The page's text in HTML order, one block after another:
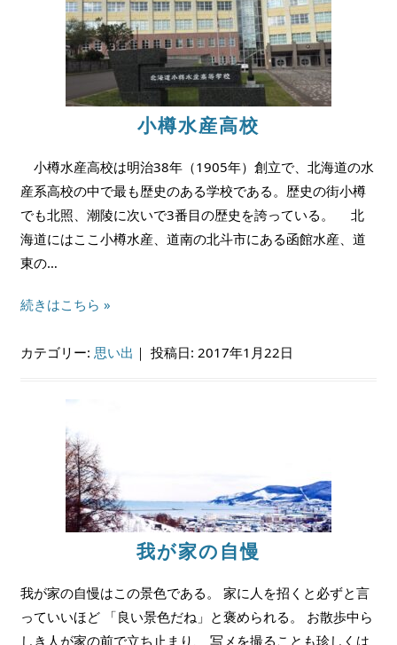
小樽水産高校
小樽水産高校は明治38年（1905年）創立で、北海道の水
産系高校の中で最も歴史のある学校である。歴史の街小樽
でも北照、潮陵に次いで3番目の歴史を誇っている。 北
海道にはここ小樽水産、道南の北斗市にある函館水産、道
東の…
続きはこちら »
カテゴリー: 思い出 ｜投稿日: 2017年1月22日
我が家の自慢
我が家の自慢はこの景色である。 家に人を招くと必ずと言
っていいほど 「良い景色だね」と褒められる。 お散歩中ら
しき人が家の前で立ち止まり、 写メを撮ることも珍しくは